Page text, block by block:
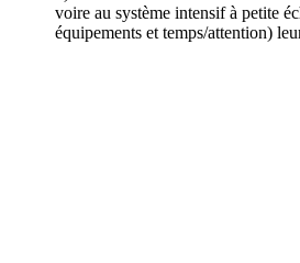
voire au système intensif à petite
équipements et temps/attention)